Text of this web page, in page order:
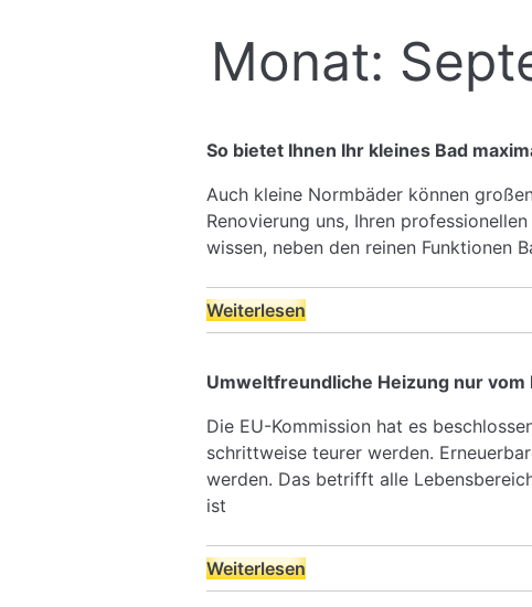
Monat:
So bietet Ihnen Ihr kleines Bad
Auch kleine Normbäder können
Renovierung uns, Ihren
wissen, neben den reinen Funktionen
Weiterlesen
Umweltfreundliche Heizung nur vom
Die EU-Kommission hat es
schrittweise teurer werden.
werden. Das betrifft alle
ist
Weiterlesen